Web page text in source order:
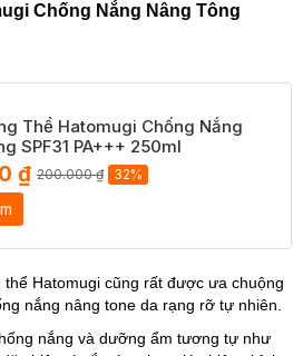
Chống Nắng Nâng Tông
Thể Hatomugi Chống Nắng
SPF31 PA+++ 250ml
₫ 200.000 ₫ 32%
Hatomugi cũng rất được ưa chuộng
nắng nâng tone da rạng rỡ tự nhiên.
nắng và dưỡng ẩm tương tự như